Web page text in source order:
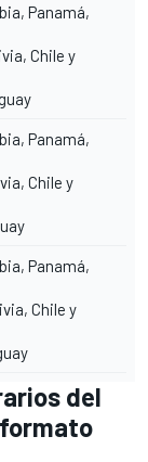
Panamá,
Chile y
Panamá,
Chile y
Panamá,
Chile y
del
formato